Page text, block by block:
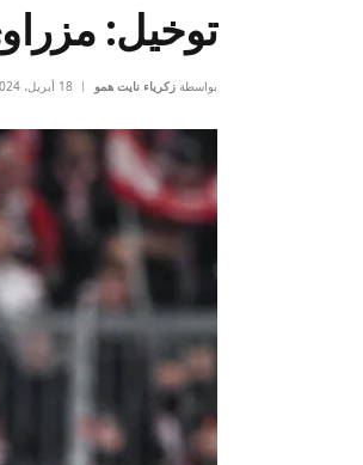
توخيل:
بواسطة زكرياء نايت همو 18 أبريل، 2024